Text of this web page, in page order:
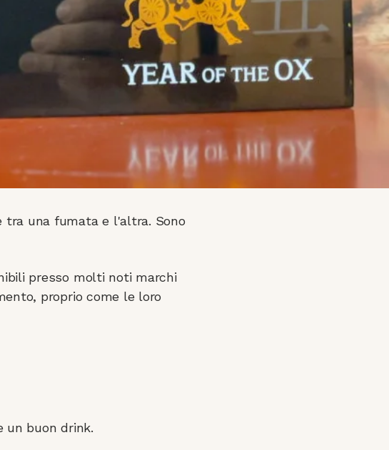
tra una fumata e l'altra. Sono
presso molti noti marchi
proprio come le loro
un buon drink.